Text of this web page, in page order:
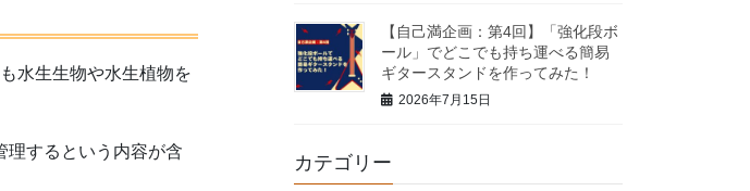
水生生物や水生植物を
理するという内容が含
【自己満企画：第4回】「強化段ボ
ール」でどこでも持ち運べる簡易
ギタースタンドを作ってみた！
2026年7月15日
カテゴリー